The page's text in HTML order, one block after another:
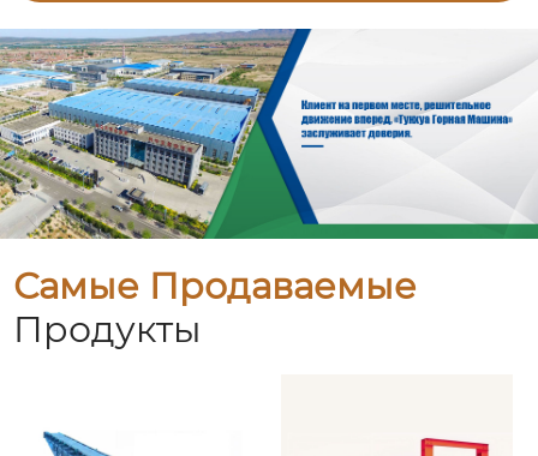
Самые Продаваемые
Продукты